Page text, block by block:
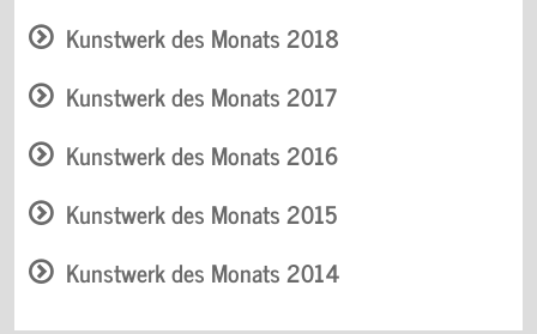
Kunstwerk des Monats 2018
Kunstwerk des Monats 2017
Kunstwerk des Monats 2016
Kunstwerk des Monats 2015
Kunstwerk des Monats 2014